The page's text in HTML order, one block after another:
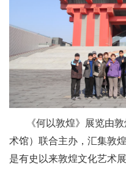
《何以敦煌》展览由
术馆）联合主办，汇集敦
是有史以来敦煌文化艺术